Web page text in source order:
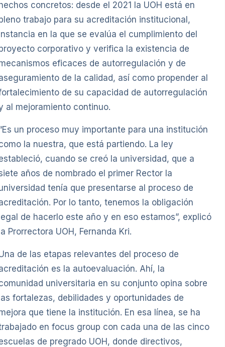
concretos: desde el 2021 la UOH está en
trabajo para su acreditación institucional,
en la que se evalúa el cumplimiento del
corporativo y verifica la existencia de
eficaces de autorregulación y de
de la calidad, así como propender al
de su capacidad de autorregulación
al mejoramiento continuo.
un proceso muy importante para una institución
la nuestra, que está partiendo. La ley
cuando se creó la universidad, que a
años de nombrado el primer Rector la
tenía que presentarse al proceso de
Por lo tanto, tenemos la obligación
de hacerlo este año y en eso estamos”, explicó
Prorrectora UOH, Fernanda Kri.
de las etapas relevantes del proceso de
es la autoevaluación. Ahí, la
universitaria en su conjunto opina sobre
fortalezas, debilidades y oportunidades de
que tiene la institución. En esa línea, se ha
en focus group con cada una de las cinco
de pregrado UOH, donde directivos,